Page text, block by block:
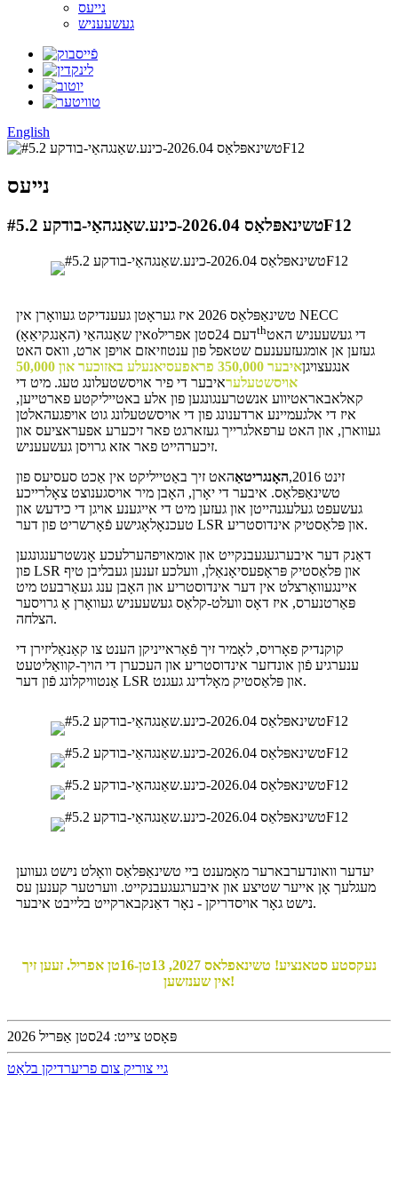
נייעס
געשעעניש
English
נייעס
טשינאפּלאַס 2026.04-כינע.שאַנגהאַי-בודקע #5.2F12
טשינאַפּלאַס 2026 איז געראָטן געענדיקט געוואָרן אין NECC
(האָנגקיאַאָ) אין שאַנגהאַיo דעם 24סטן אפרילthדי געשעעניש האט
געזען אן אומגעזעענעם שטאפל פון ענטוזיאזם אויפן ארט, וואס האט
אנגעצויגן
איבער 350,000 פראפעסיאנעלע באזוכער און 50,000
אויסשטעלעראיבער די פיר אויסשטעלונג טעג. מיט די
קאלאבאראטיווע אנשטרענגונגען פון אלע באטייליקטע פארטייען,
איז די אלגעמיינע ארדענונג פון די אויסשטעלונג גוט אויפגעהאלטן
געווארן, און האט ערפאלגרייך געזארגט פאר זיכערע אפעראציעס און
זיכערהייט פאר אזא גרויסן געשעעניש.
זינט 2016,
האָנגריטאַהאט זיך באַטייליקט אין אַכט סעסיעס פון
טשינאַפּלאַס. איבער די יאָרן, האָבן מיר אויסגענוצט צאָלרייכע
געשעפט געלעגנהייטן און געזען מיט די אייגענע אויגן די כידעש און
טעכנאָלאָגישע פֿאָרשריט פון דער LSR און פּלאַסטיק אינדוסטריע.
דאַנק דער איבערגעגעבנקייט און אומאויפהערלעכע אָנשטרענגונגען
פון LSR און פּלאַסטיק פּראָפעסיאָנאַלן, וועלכע זענען געבליבן טיף
איינגעוואָרצלט אין דער אינדוסטריע און האָבן ענג געאַרבעט מיט
פּאַרטנערס, איז דאָס וועלט-קלאַס געשעעניש געוואָרן אַ גרויסער
הצלחה.
קוקנדיק פאָרויס, לאָמיר זיך פֿאַראייניקן הענט צו קאַנאַליזירן די
ענערגיע פֿון אונדזער אינדוסטריע און העכערן די הויך-קוואַליטעט
אַנטוויקלונג פֿון דער LSR און פּלאַסטיק מאָלדינג געגנט.
יעדער וואונדערבארער מאָמענט ביי טשינאַפּלאַס וואָלט נישט געווען
מעגלעך אָן אייער שטיצע און איבערגעגעבנקייט. ווערטער קענען עס
נישט גאָר אויסדריקן - נאָר דאַנקבארקייט בלייבט איבער.
נעקסטע סטאנציע! טשינאפלאס 2027, 13טן-16טן אפריל. זעען זיך
אין שענזשען!
פּאָסט צייט: 24סטן אַפּריל 2026
גיי צוריק צום פריערדיקן בלאַט